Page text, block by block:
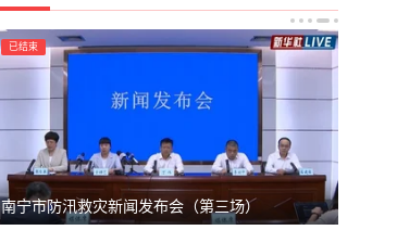
已结束
南宁市防汛救灾新闻发布会（第三场）